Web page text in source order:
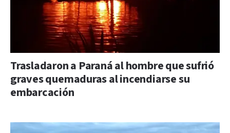
Trasladaron a Paraná al hombre que sufrió
graves quemaduras al incendiarse su
embarcación